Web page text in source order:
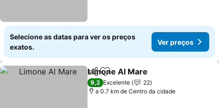
Selecione as datas para ver os preços
exatos.
Ver preços
PartilharAdicionar aos favoritos
Limone Al Mare
9,2 Excelente
22
a 0.7 km de Centro da cidade